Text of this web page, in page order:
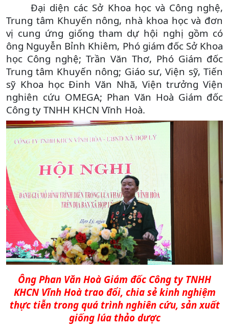
Đại diện các Sở Khoa học và Công nghệ,
Trung tâm Khuyến nông, nhà khoa học và đơn
vị cung ứng giống tham dự hội nghị gồm có
ông Nguyễn Bỉnh Khiêm, Phó giám đốc Sở Khoa
học Công nghệ; Trần Văn Thơ, Phó Giám đốc
Trung tâm Khuyến nông; Giáo sư, Viện sỹ, Tiến
sỹ Khoa học Đinh Văn Nhã, Viện trưởng Viện
nghiên cứu OMEGA; Phan Văn Hoà Giám đốc
Công ty TNHH KHCN Vĩnh Hoà.
Ông Phan Văn Hoà Giám đốc Công ty TNHH
KHCN Vĩnh Hoà trao đổi, chia sẻ kinh nghiệm
thực tiễn trong quá trình nghiên cứu, sản xuất
giống lúa thảo dược